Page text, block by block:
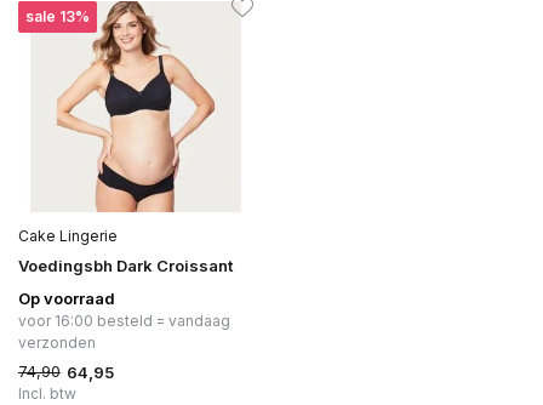
sale 13%
Cake Lingerie
Voedingsbh Dark Croissant
Op voorraad
voor 16:00 besteld = vandaag
verzonden
74,90 64,95
Incl. btw